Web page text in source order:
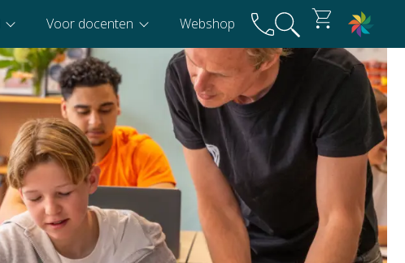
Voor docenten Webshop